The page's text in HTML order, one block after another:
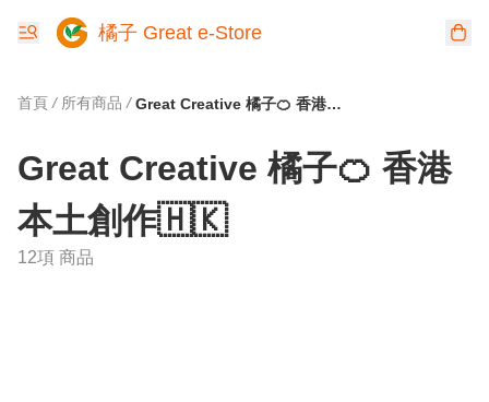
橘子 Great e-Store
首頁 / 所有商品 / Great Creative 橘子🍊 香港本土創作🇭🇰
Great Creative 橘子🍊 香港
本土創作🇭🇰
12項 商品